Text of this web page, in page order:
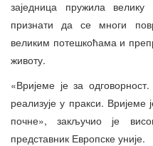
заједница пружила
признати да се многи
великим потешкоћама и
животу.
«Вријеме је за
реализује у пракси.
почне», закључио је
представник Европске уније.